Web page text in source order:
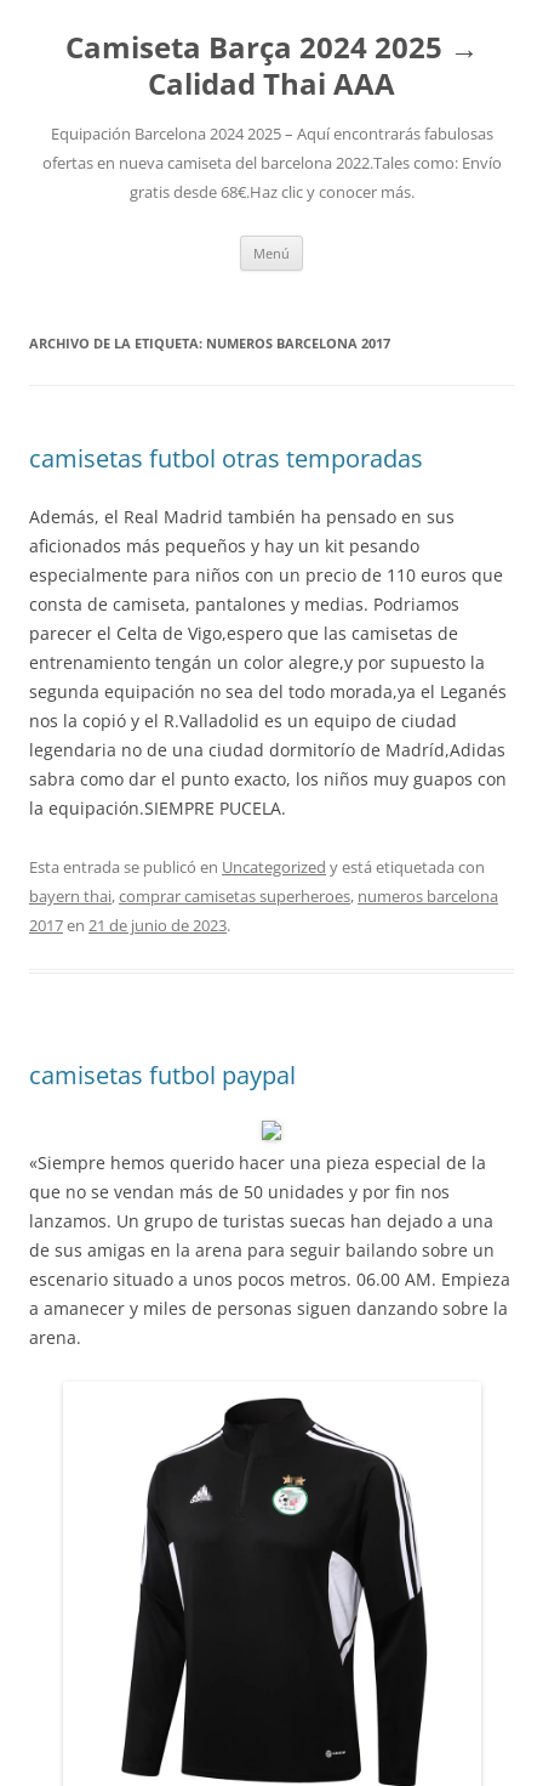
Camiseta Barça 2024 2025 →
Calidad Thai AAA
Equipación Barcelona 2024 2025 – Aquí encontrarás fabulosas
ofertas en nueva camiseta del barcelona 2022.Tales como: Envío
gratis desde 68€.Haz clic y conocer más.
Menú
ARCHIVO DE LA ETIQUETA: NUMEROS BARCELONA 2017
camisetas futbol otras temporadas
Además, el Real Madrid también ha pensado en sus
aficionados más pequeños y hay un kit pesando
especialmente para niños con un precio de 110 euros que
consta de camiseta, pantalones y medias. Podriamos
parecer el Celta de Vigo,espero que las camisetas de
entrenamiento tengán un color alegre,y por supuesto la
segunda equipación no sea del todo morada,ya el Leganés
nos la copió y el R.Valladolid es un equipo de ciudad
legendaria no de una ciudad dormitorío de Madríd,Adidas
sabra como dar el punto exacto, los niños muy guapos con
la equipación.SIEMPRE PUCELA.
Esta entrada se publicó en Uncategorized y está etiquetada con
bayern thai,comprar camisetas superheroes, numeros barcelona
2017en 21 de junio de 2023.
camisetas futbol paypal
«Siempre hemos querido hacer una pieza especial de la
que no se vendan más de 50 unidades y por fin nos
lanzamos. Un grupo de turistas suecas han dejado a una
de sus amigas en la arena para seguir bailando sobre un
escenario situado a unos pocos metros. 06.00 AM. Empieza
a amanecer y miles de personas siguen danzando sobre la
arena.